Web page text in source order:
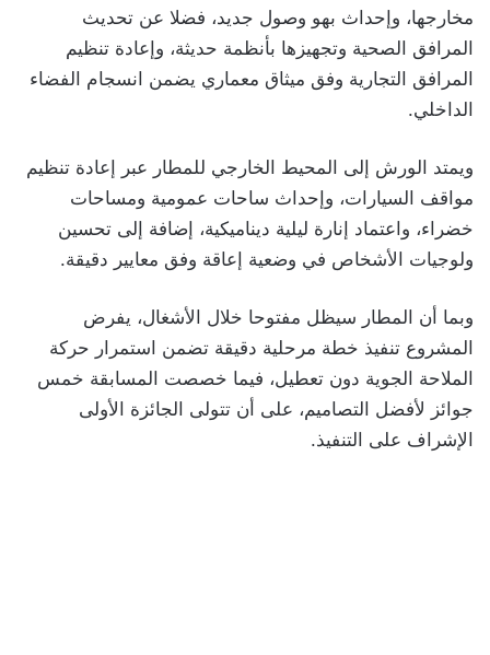
مخارجها، وإحداث بهو وصول جديد، فضلا عن تحديث
المرافق الصحية وتجهيزها بأنظمة حديثة، وإعادة تنظيم
المرافق التجارية وفق ميثاق معماري يضمن انسجام الفضاء
الداخلي.
ويمتد الورش إلى المحيط الخارجي للمطار عبر إعادة تنظيم
مواقف السيارات، وإحداث ساحات عمومية ومساحات
خضراء، واعتماد إنارة ليلية ديناميكية، إضافة إلى تحسين
ولوجيات الأشخاص في وضعية إعاقة وفق معايير دقيقة.
وبما أن المطار سيظل مفتوحا خلال الأشغال، يفرض
المشروع تنفيذ خطة مرحلية دقيقة تضمن استمرار حركة
الملاحة الجوية دون تعطيل، فيما خصصت المسابقة خمس
جوائز لأفضل التصاميم، على أن تتولى الجائزة الأولى
الإشراف على التنفيذ.